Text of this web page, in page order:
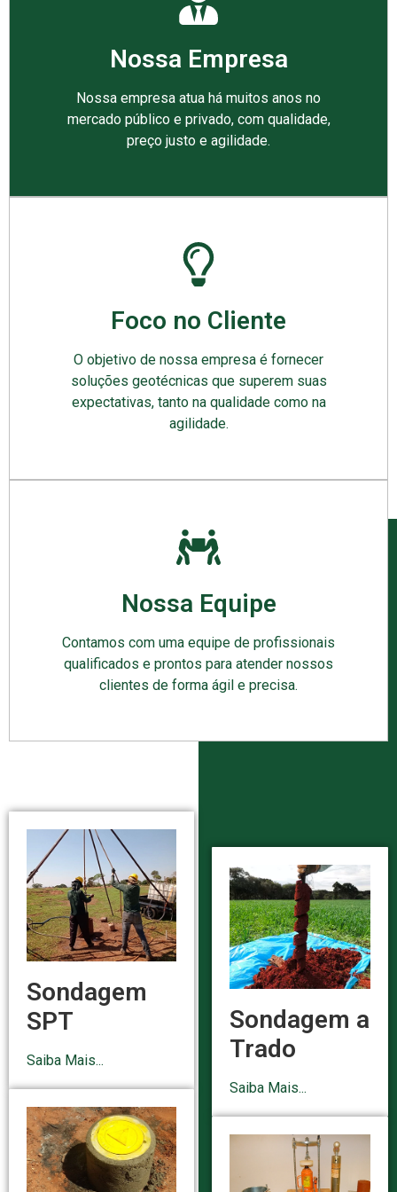
Nossa Empresa
Nossa empresa atua há muitos anos no
mercado público e privado, com qualidade,
preço justo e agilidade.
Foco no Cliente
O objetivo de nossa empresa é fornecer
soluções geotécnicas que superem suas
expectativas, tanto na qualidade como na
agilidade.
Nossa Equipe
Contamos com uma equipe de profissionais
qualificados e prontos para atender nossos
clientes de forma ágil e precisa.
Sondagem
SPT
Saiba Mais...
Sondagem a
Trado
Saiba Mais...